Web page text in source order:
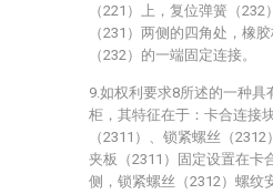
（221）上，复位弹簧（
（231）两侧的四角处，橡
（232）的一端固定连接。
9.如权利要求8所述的一种
柜，其特征在于：卡合连接
（2311）、锁紧螺丝（
夹板（2311）固定设置在卡
侧，锁紧螺丝（2312）螺纹